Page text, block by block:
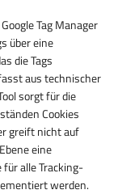
Tag Manager
über eine
die Tags
aus technischer
sorgt für die
Cookies
greift nicht auf
eine
alle Tracking-
werden.